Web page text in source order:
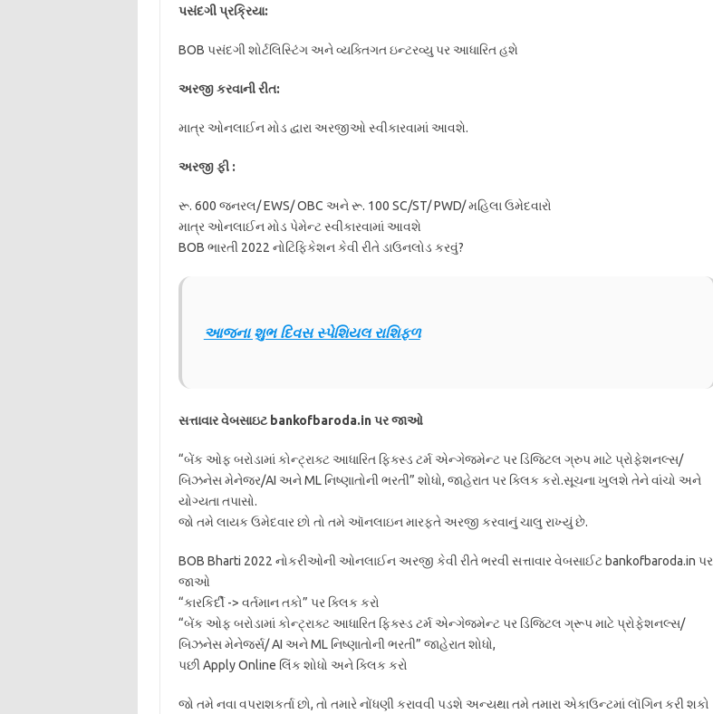
પસંદગી પ્રક્રિયા:
BOB પસંદગી શોર્ટલિસ્ટિંગ અને વ્યક્તિગત ઇન્ટરવ્યુ પર આધારિત હશે
અરજી કરવાની રીત:
માત્ર ઓનલાઈન મોડ દ્વારા અરજીઓ સ્વીકારવામાં આવશે.
અરજી ફી :
રૂ. 600 જનરલ/ EWS/ OBC અને રૂ. 100 SC/ST/ PWD/ મહિલા ઉમેદવારો
માત્ર ઓનલાઈન મોડ પેમેન્ટ સ્વીકારવામાં આવશે
BOB ભારતી 2022 નોટિફિકેશન કેવી રીતે ડાઉનલોડ કરવું?
આજના શુભ દિવસ સ્પેશિયલ રાશિફળ
સત્તાવાર વેબસાઇટ bankofbaroda.in પર જાઓ
“બેંક ઓફ બરોડામાં કોન્ટ્રાક્ટ આધારિત ફિક્સ્ડ ટર્મ એન્ગેજમેન્ટ પર ડિજિટલ ગ્રુપ માટે પ્રોફેશનલ્સ/
બિઝનેસ મેનેજર/AI અને ML નિષ્ણાતોની ભરતી” શોધો, જાહેરાત પર ક્લિક કરો.સૂચના ખુલશે તેને વાંચો અને
યોગ્યતા તપાસો.
જો તમે લાયક ઉમેદવાર છો તો તમે ઑનલાઇન મારફતે અરજી કરવાનું ચાલુ રાખ્યું છે.
BOB Bharti 2022 નોકરીઓની ઓનલાઈન અરજી કેવી રીતે ભરવી સત્તાવાર વેબસાઈટ bankofbaroda.in પર
જાઓ
“કારકિર્દી -> વર્તમાન તકો” પર ક્લિક કરો
“બેંક ઓફ બરોડામાં કોન્ટ્રાક્ટ આધારિત ફિક્સ્ડ ટર્મ એન્ગેજમેન્ટ પર ડિજિટલ ગ્રૂપ માટે પ્રોફેશનલ્સ/
બિઝનેસ મેનેજર્સ/ AI અને ML નિષ્ણાતોની ભરતી” જાહેરાત શોધો,
પછી Apply Online લિંક શોધો અને ક્લિક કરો
જો તમે નવા વપરાશકર્તા છો, તો તમારે નોંધણી કરાવવી પડશે અન્યથા તમે તમારા એકાઉન્ટમાં લૉગિન કરી શકો